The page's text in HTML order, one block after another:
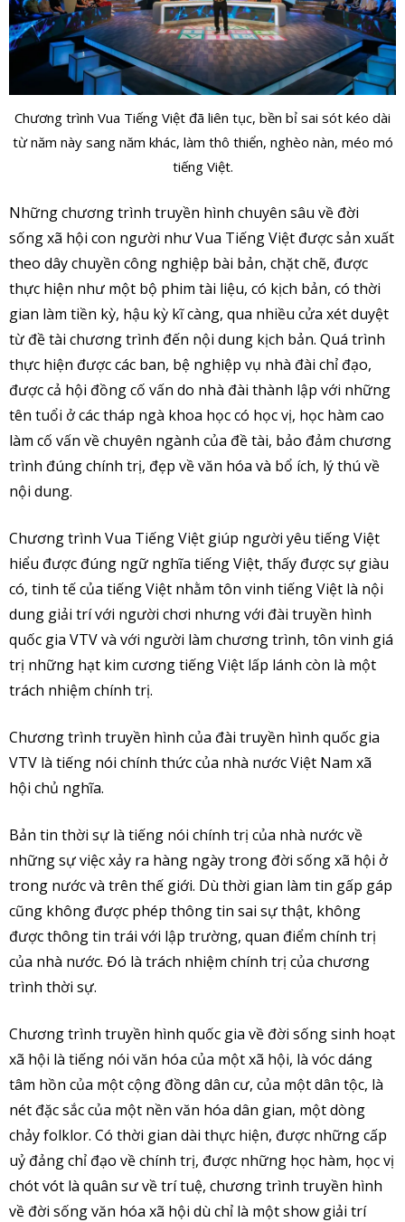
Chương trình Vua Tiếng Việt đã liên tục, bền bỉ sai sót kéo dài
từ năm này sang năm khác, làm thô thiển, nghèo nàn, méo mó
tiếng Việt.
Những chương trình truyền hình chuyên sâu về đời
sống xã hội con người như Vua Tiếng Việt được sản xuất
theo dây chuyền công nghiệp bài bản, chặt chẽ, được
thực hiện như một bộ phim tài liệu, có kịch bản, có thời
gian làm tiền kỳ, hậu kỳ kĩ càng, qua nhiều cửa xét duyệt
từ đề tài chương trình đến nội dung kịch bản. Quá trình
thực hiện được các ban, bệ nghiệp vụ nhà đài chỉ đạo,
được cả hội đồng cố vấn do nhà đài thành lập với những
tên tuổi ở các tháp ngà khoa học có học vị, học hàm cao
làm cố vấn về chuyên ngành của đề tài, bảo đảm chương
trình đúng chính trị, đẹp về văn hóa và bổ ích, lý thú về
nội dung.
Chương trình Vua Tiếng Việt giúp người yêu tiếng Việt
hiểu được đúng ngữ nghĩa tiếng Việt, thấy được sự giàu
có, tinh tế của tiếng Việt nhằm tôn vinh tiếng Việt là nội
dung giải trí với người chơi nhưng với đài truyền hình
quốc gia VTV và với người làm chương trình, tôn vinh giá
trị những hạt kim cương tiếng Việt lấp lánh còn là một
trách nhiệm chính trị.
Chương trình truyền hình của đài truyền hình quốc gia
VTV là tiếng nói chính thức của nhà nước Việt Nam xã
hội chủ nghĩa.
Bản tin thời sự là tiếng nói chính trị của nhà nước về
những sự việc xảy ra hàng ngày trong đời sống xã hội ở
trong nước và trên thế giới. Dù thời gian làm tin gấp gáp
cũng không được phép thông tin sai sự thật, không
được thông tin trái với lập trường, quan điểm chính trị
của nhà nước. Đó là trách nhiệm chính trị của chương
trình thời sự.
Chương trình truyền hình quốc gia về đời sống sinh hoạt
xã hội là tiếng nói văn hóa của một xã hội, là vóc dáng
tâm hồn của một cộng đồng dân cư, của một dân tộc, là
nét đặc sắc của một nền văn hóa dân gian, một dòng
chảy folklor. Có thời gian dài thực hiện, được những cấp
uỷ đảng chỉ đạo về chính trị, được những học hàm, học vị
chót vót là quân sư về trí tuệ, chương trình truyền hình
về đời sống văn hóa xã hội dù chỉ là một show giải trí